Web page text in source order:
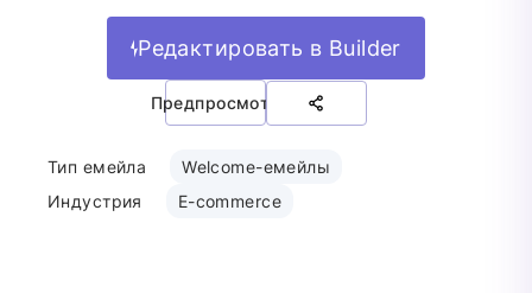
Редактировать в Builder
Предпросмотр
Тип емейла
Welcome-емейлы
Индустрия
E-commerce